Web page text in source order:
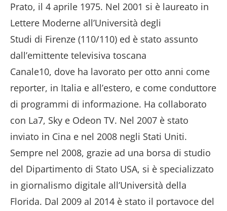
Prato, il 4 aprile 1975. Nel 2001 si è laureato in
Lettere Moderne all’Università degli
Studi di Firenze (110/110) ed è stato assunto
dall’emittente televisiva toscana
Canale10, dove ha lavorato per otto anni come
reporter, in Italia e all’estero, e come conduttore
di programmi di informazione. Ha collaborato
con La7, Sky e Odeon TV. Nel 2007 è stato
inviato in Cina e nel 2008 negli Stati Uniti.
Sempre nel 2008, grazie ad una borsa di studio
del Dipartimento di Stato USA, si è specializzato
in giornalismo digitale all’Università della
Florida. Dal 2009 al 2014 è stato il portavoce del